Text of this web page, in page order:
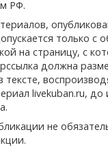
РФ.
только с
на страницу, с
должна
тексте,
livekuban.ru, до
не